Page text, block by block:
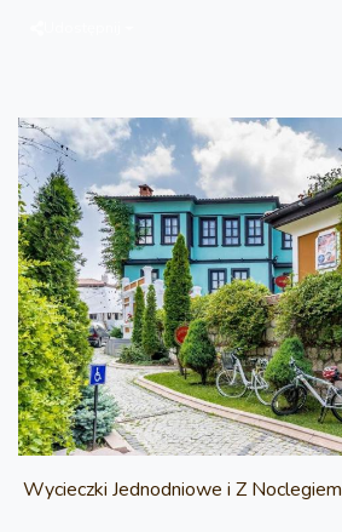
Wycieczki Jednodniowe i Z Noclegiem